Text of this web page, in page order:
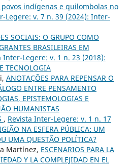
indígenas e quilombolas no
Legere: v. 7 n. 39 (2024): Inter-
SOCIAIS: O GRUPO COMO
BRASILEIRAS EM
Inter-Legere: v. 1 n. 23 (2018):
TECNOLOGIA
ANOTAÇÕES PARA REPENSAR O
ENTRE PENSAMENTO
EPISTEMOLOGIAS E
HUMANISTAS
, Revista Inter-Legere: v. 1 n. 17
NA ESFERA PÚBLICA: UM
UMA QUESTÃO POLÍTICA?
Martínez, ESCENARIOS PARA LA
Y LA COMPLEJIDAD EN EL